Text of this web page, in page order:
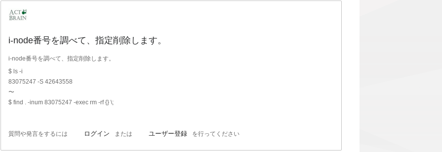
i-node番号を調べて、指定削除します。
i-node番号を調べて、指定削除します。
$ ls -i
83075247 -S 42643558
〜
$ find . -inum 83075247 -exec rm -rf {} \;
質問や発言をするには ログイン または ユーザー登録 を行ってください